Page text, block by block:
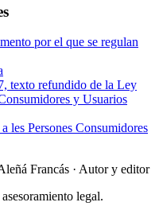
por el que se regulan
texto refundido de la Ley
y Usuarios
Persones Consumidores
Francás · Autor y editor
legal.